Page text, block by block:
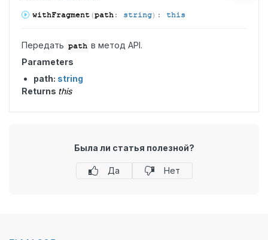
withFragment (path: string) : this
Передать path в метод API.
Parameters
path: string
Returns this
Была ли статья полезной?
Да Нет